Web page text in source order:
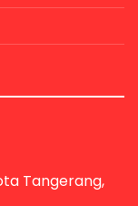
Tangerang,